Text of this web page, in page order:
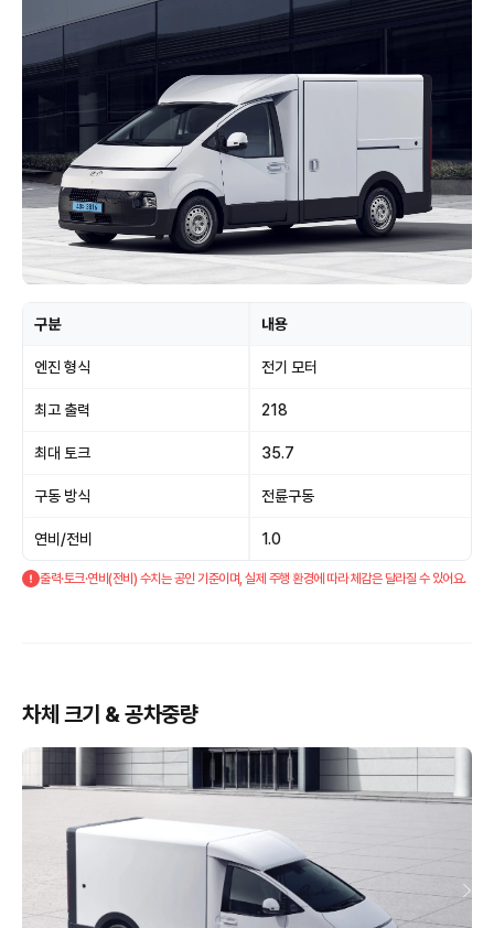
구분 내용
엔진 형식 전기 모터
최고 출력 218
최대 토크 35.7
구동 방식 전륜구동
연비/전비 1.0
출력·토크·연비(전비) 수치는 공인 기준이며, 실제 주행 환경에 따라 체감은 달라질 수 있어요.
차체 크기 & 공차중량